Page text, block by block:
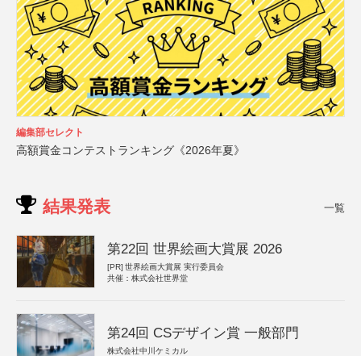
編集部セレクト
高額賞金コンテストランキング《2026年夏》
結果発表 一覧
第22回 世界絵画大賞展 2026
[PR] 世界絵画大賞展 実行委員会
共催：株式会社世界堂
第24回 CSデザイン賞 一般部門
株式会社中川ケミカル